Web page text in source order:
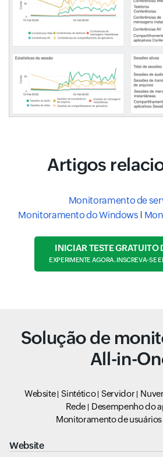
Artigos
Monitoramento de
Monitoramento do Windows
INICIAR TESTE GRATUITO
EXPERIMENTE AGORA. INSCREVA-SE
Solução de
All-in-
Website Sintético Servidor
Rede
Desempenho do
Monitoramento de usuários
Website